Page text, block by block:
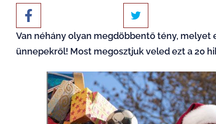
Van néhány olyan megdöbbentő tény, melyet
ünnepekről! Most megosztjuk veled ezt a 20